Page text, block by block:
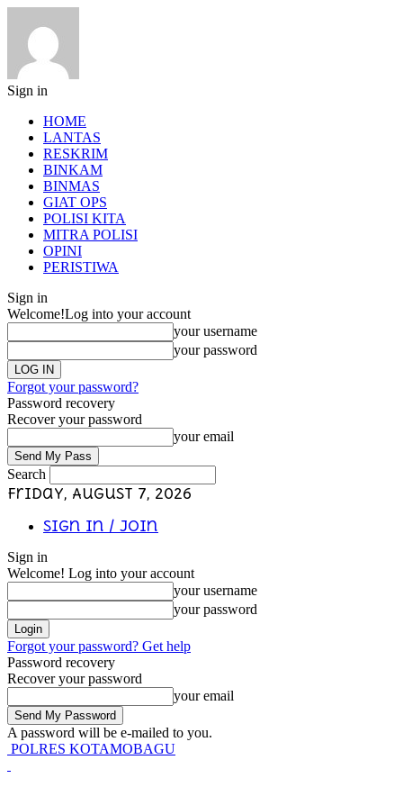
Sign in
HOME
LANTAS
RESKRIM
BINKAM
BINMAS
GIAT OPS
POLISI KITA
MITRA POLISI
OPINI
PERISTIWA
Sign in
Welcome!Log into your account
your username
your password
Forgot your password?
Password recovery
Recover your password
your email
Search
Friday, August 7, 2026
Sign in / Join
Sign in
Welcome! Log into your account
your username
your password
Forgot your password? Get help
Password recovery
Recover your password
your email
A password will be e-mailed to you.
POLRES KOTAMOBAGU